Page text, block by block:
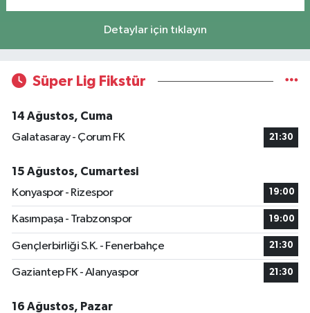
Detaylar için tıklayın
Süper Lig Fikstür
14 Ağustos, Cuma
Galatasaray - Çorum FK
21:30
15 Ağustos, Cumartesi
Konyaspor - Rizespor
19:00
Kasımpaşa - Trabzonspor 19:00
Gençlerbirliği S.K. - Fenerbahçe 21:30
Gaziantep FK - Alanyaspor 21:30
16 Ağustos, Pazar